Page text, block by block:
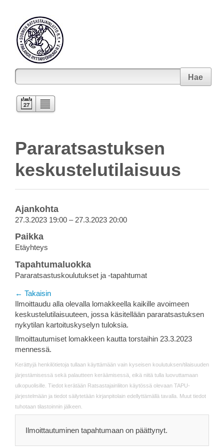
Hae
Pararatsastuksen
keskustelutilaisuus
Ajankohta
27.3.2023 19:00 – 27.3.2023 20:00
Paikka
Etäyhteys
Tapahtumaluokka
Pararatsastuskoulutukset ja -tapahtumat
← Takaisin
Ilmoittaudu alla olevalla lomakkeella kaikille avoimeen
keskustelutilaisuuteen, jossa käsitellään pararatsastuksen
nykytilan kartoituskyselyn tuloksia.
Ilmoittautumiset lomakkeen kautta torstaihin 23.3.2023
mennessä.
Kerättyjä henkilötietoja tullaan käyttämään vain kyseisen koulutuksen/tilaisuuden
järjestämisessä sekä palautteen keräämisessä, eikä niitä tulla luovuttamaan
ulkopuolisille. Tiedot kerätään Ratsastajainliiton käytössä olevaan TAPU-
järjestelmään ja tiedot säilytetään kirjanpitolain edellyttämällä tavalla. Muut tiedot
tuhotaan tilastoinnin jälkeen.
Ilmoittautuminen tapahtumaan on päättynyt.